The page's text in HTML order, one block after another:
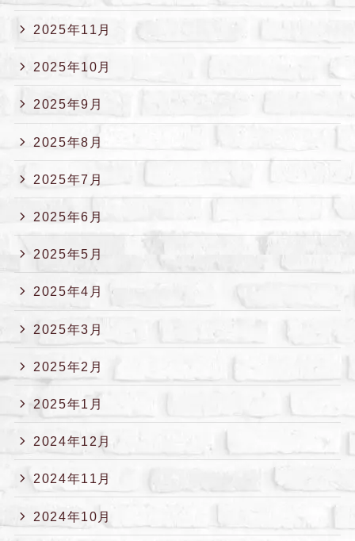
2025年11月
2025年10月
2025年9月
2025年8月
2025年7月
2025年6月
2025年5月
2025年4月
2025年3月
2025年2月
2025年1月
2024年12月
2024年11月
2024年10月